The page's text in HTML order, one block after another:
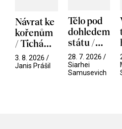
Návrat ke
kořenům
/ Tichá
přítelkyně
3. 8. 2026 /
Janis Prášil
Tělo pod
dohledem
státu /
Pramen
28. 7. 2026 /
Siarhei
Samusevich